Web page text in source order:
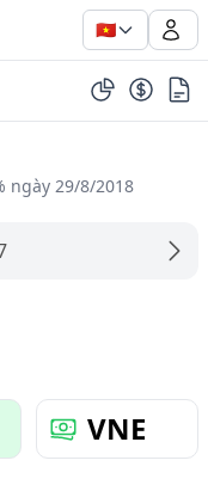
🇻🇳
ngày 29/8/2018
VNE